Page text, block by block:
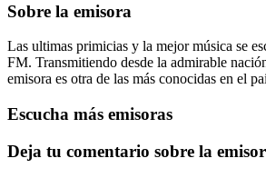
Sobre la emisora
Las ultimas primicias y la mejor música se
FM. Transmitiendo desde la admirable
emisora es otra de las más conocidas en el
Escucha más emisoras
Deja tu comentario sobre la